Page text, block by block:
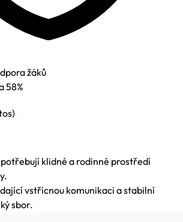
žáků
58%
klidné a rodinné prostředí
vstřícnou komunikaci a stabilní
sbor.